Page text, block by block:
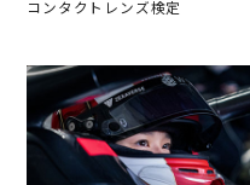
コンタクトレンズ検定